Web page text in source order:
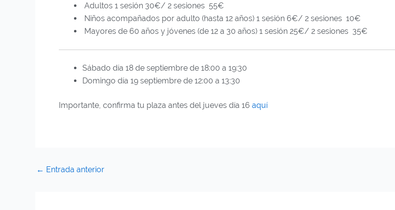
Adultos 1 sesión 30€/ 2 sesiones 55€
Niños acompañados por adulto (hasta 12 años) 1 sesión 6€/ 2 sesiones 10€
Mayores de 60 años y jóvenes (de 12 a 30 años) 1 sesión 25€/ 2 sesiones 35€
Sábado día 18 de septiembre de 18:00 a 19:30
Domingo día 19 septiembre de 12:00 a 13:30
Importante, confirma tu plaza antes del jueves día 16 aquí
← Entrada anterior